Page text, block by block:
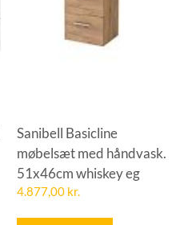
Sanibell Basicline
møbelsæt med håndvask.
51x46cm whiskey eg
4.877,00 kr.